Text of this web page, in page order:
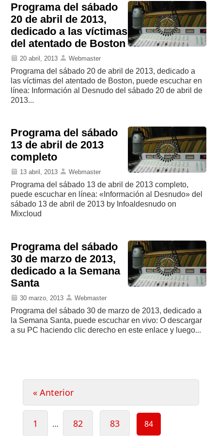
Programa del sábado
20 de abril de 2013,
dedicado a las víctimas
del atentado de Boston
20 abril, 2013 Webmaster
Programa del sábado 20 de abril de 2013, dedicado a
las víctimas del atentado de Boston, puede escuchar en
línea: Información al Desnudo del sábado 20 de abril de
2013...
Programa del sábado
13 de abril de 2013
completo
13 abril, 2013 Webmaster
Programa del sábado 13 de abril de 2013 completo,
puede escuchar en línea: «Información al Desnudo» del
sábado 13 de abril de 2013 by Infoaldesnudo on
Mixcloud
Programa del sábado
30 de marzo de 2013,
dedicado a la Semana
Santa
30 marzo, 2013 Webmaster
Programa del sábado 30 de marzo de 2013, dedicado a
la Semana Santa, puede escuchar en vivo: O descargar
a su PC haciendo clic derecho en este enlace y luego...
de
entradas
« Anterior
Page
1 … Page
82 Page
83 Page
84